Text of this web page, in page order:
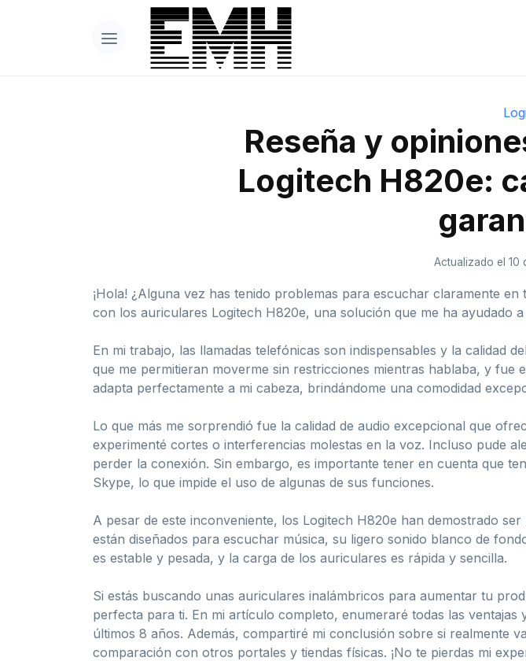
Reseña y
Logitech H820e:
Actualizado el 10
¡Hola! ¿Alguna vez has tenido problemas para escuchar claramente
con los auriculares Logitech H820e, una solución que me ha ayudado
En mi trabajo, las llamadas telefónicas son indispensables y la calidad
que me permitieran moverme sin restricciones mientras hablaba, y
adapta perfectamente a mi cabeza, brindándome una comodidad
Lo que más me sorprendió fue la calidad de audio excepcional que
experimenté cortes o interferencias molestas en la voz. Incluso pude
perder la conexión. Sin embargo, es importante tener en cuenta que
Skype, lo que impide el uso de algunas de sus funciones.
A pesar de este inconveniente, los Logitech H820e han demostrado
están diseñados para escuchar música, su ligero sonido blanco de
es estable y pesada, y la carga de los auriculares es rápida y sencilla.
Si estás buscando unas auriculares inalámbricos para aumentar tu
perfecta para ti. En mi artículo completo, enumeraré todas las
últimos 8 años. Además, compartiré mi conclusión sobre si realmente
comparación con otros portales y tiendas físicas. ¡No te pierdas mi